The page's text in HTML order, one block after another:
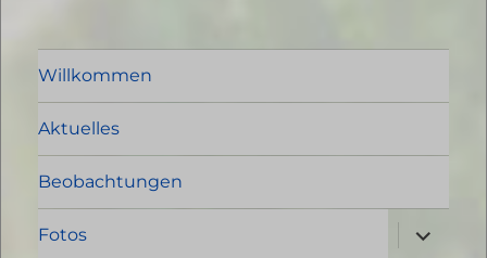
Willkommen
Aktuelles
Beobachtungen
Fotos
öffnen